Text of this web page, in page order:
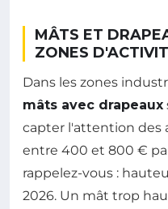
MÂTS ET
ZONES
Dans les zones
mâts avec drapeaux
capter l'attention des
entre 400 et 800 €
rappelez-vous :
2026. Un mât trop